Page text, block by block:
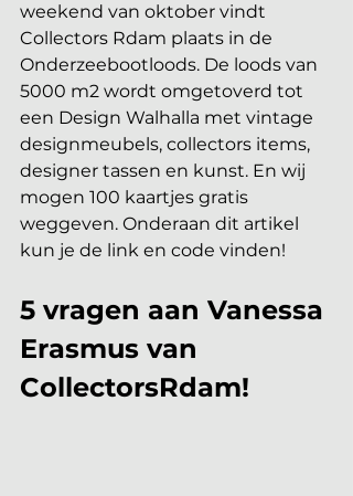
weekend van oktober vindt
Collectors Rdam plaats in de
Onderzeebootloods. De loods van
5000 m2 wordt omgetoverd tot
een Design Walhalla met vintage
designmeubels, collectors items,
designer tassen en kunst. En wij
mogen 100 kaartjes gratis
weggeven. Onderaan dit artikel
kun je de link en code vinden!
5 vragen aan Vanessa
Erasmus van
CollectorsRdam!